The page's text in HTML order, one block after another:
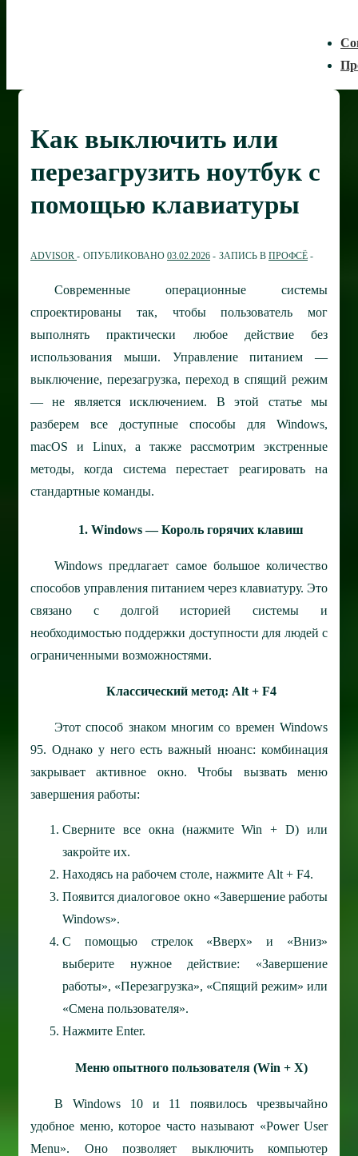
Как выключить или
перезагрузить ноутбук с
помощью клавиатуры
ADVISOR ОПУБЛИКОВАНО 03.02.2026 ЗАПИСЬ В ПРОФСЁ
Современные операционные системы
спроектированы так, чтобы пользователь мог
выполнять практически любое действие без
использования мыши. Управление питанием —
выключение, перезагрузка, переход в спящий режим
— не является исключением. В этой статье мы
разберем все доступные способы для Windows,
macOS и Linux, а также рассмотрим экстренные
методы, когда система перестает реагировать на
стандартные команды.
1. Windows — Король горячих клавиш
Windows предлагает самое большое количество
способов управления питанием через клавиатуру. Это
связано с долгой историей системы и
необходимостью поддержки доступности для людей с
ограниченными возможностями.
Классический метод: Alt + F4
Этот способ знаком многим со времен Windows
95. Однако у него есть важный нюанс: комбинация
закрывает активное окно. Чтобы вызвать меню
завершения работы:
Сверните все окна (нажмите Win + D) или
закройте их.
Находясь на рабочем столе, нажмите Alt + F4.
Появится диалоговое окно «Завершение работы
Windows».
С помощью стрелок «Вверх» и «Вниз»
выберите нужное действие: «Завершение
работы», «Перезагрузка», «Спящий режим» или
«Смена пользователя».
Нажмите Enter.
Меню опытного пользователя (Win + X)
В Windows 10 и 11 появилось чрезвычайно
удобное меню, которое часто называют «Power User
Menu». Оно позволяет выключить компьютер